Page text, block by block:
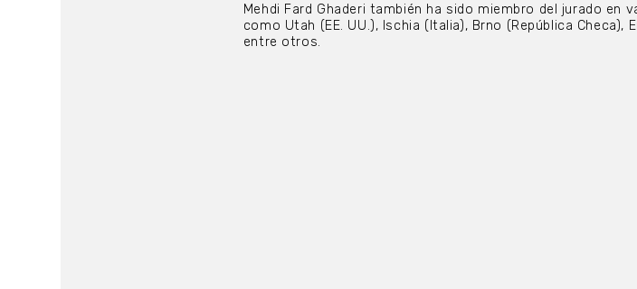
Mehdi Fard Ghaderi también ha sido miembro del jurado en
como Utah (EE. UU.), Ischia (Italia), Brno (República Checa),
entre otros.